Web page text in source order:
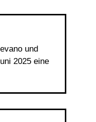
und
2025 eine